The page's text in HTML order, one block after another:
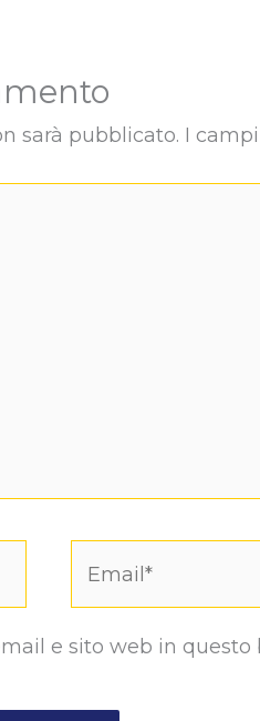
sarà pubblicato. I
e sito web in